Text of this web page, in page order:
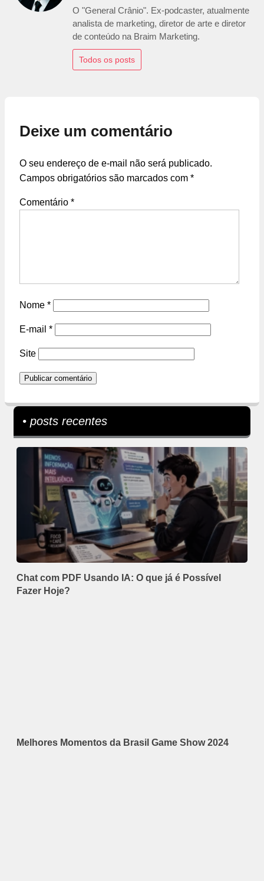
O "General Crânio". Ex-podcaster, atualmente
analista de marketing, diretor de arte e diretor
de conteúdo na Braim Marketing.
Todos os posts
Deixe um comentário
O seu endereço de e-mail não será publicado.
Campos obrigatórios são marcados com *
Comentário *
Nome *
E-mail *
Site
• posts recentes
Chat com PDF Usando IA: O que já é Possível
Fazer Hoje?
Melhores Momentos da Brasil Game Show 2024